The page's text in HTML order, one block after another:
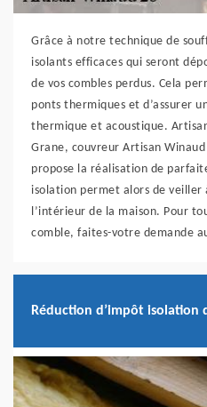
Grâce à notre technique de
isolants efficaces qui seront
de vos combles perdus. Cela
ponts thermiques et d’assurer
thermique et acoustique.
Grane, couvreur Artisan
propose la réalisation de
isolation permet alors de veiller
l’intérieur de la maison. Pour
comble, faites-votre demande
Réduction d’impôt isolation